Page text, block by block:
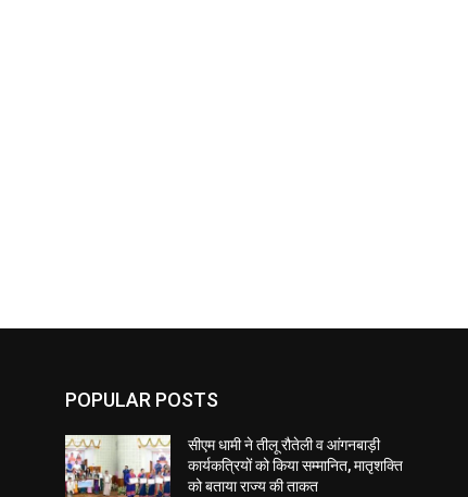
POPULAR POSTS
सीएम धामी ने तीलू रौतेली व आंगनबाड़ी
कार्यकत्रियों को किया सम्मानित, मातृशक्ति
को बताया राज्य की ताकत